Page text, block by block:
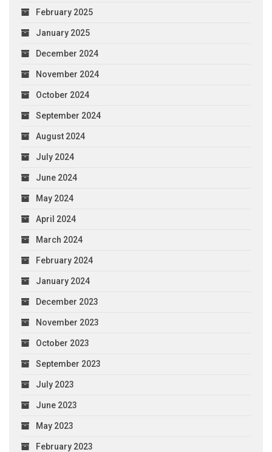
February 2025
January 2025
December 2024
November 2024
October 2024
September 2024
August 2024
July 2024
June 2024
May 2024
April 2024
March 2024
February 2024
January 2024
December 2023
November 2023
October 2023
September 2023
July 2023
June 2023
May 2023
February 2023